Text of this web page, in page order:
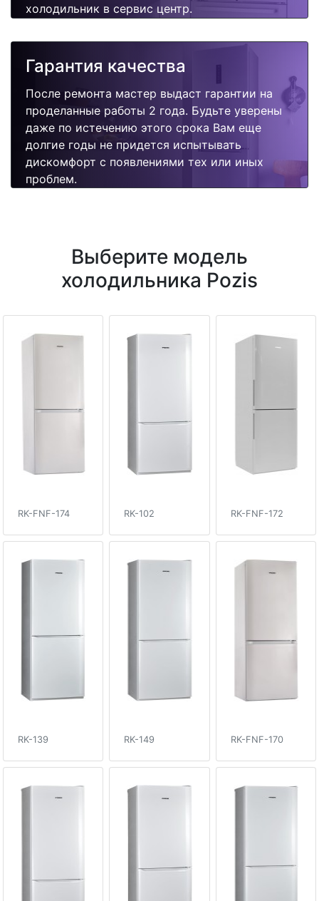
холодильник в сервис центр.
Гарантия качества
После ремонта мастер выдаст гарантии на
проделанные работы 2 года. Будьте уверены
даже по истечению этого срока Вам еще
долгие годы не придется испытывать
дискомфорт с появлениями тех или иных
проблем.
Выберите модель
холодильника Pozis
RK-FNF-174 RK-102 RK-FNF-172
RK-139 RK-149 RK-FNF-170